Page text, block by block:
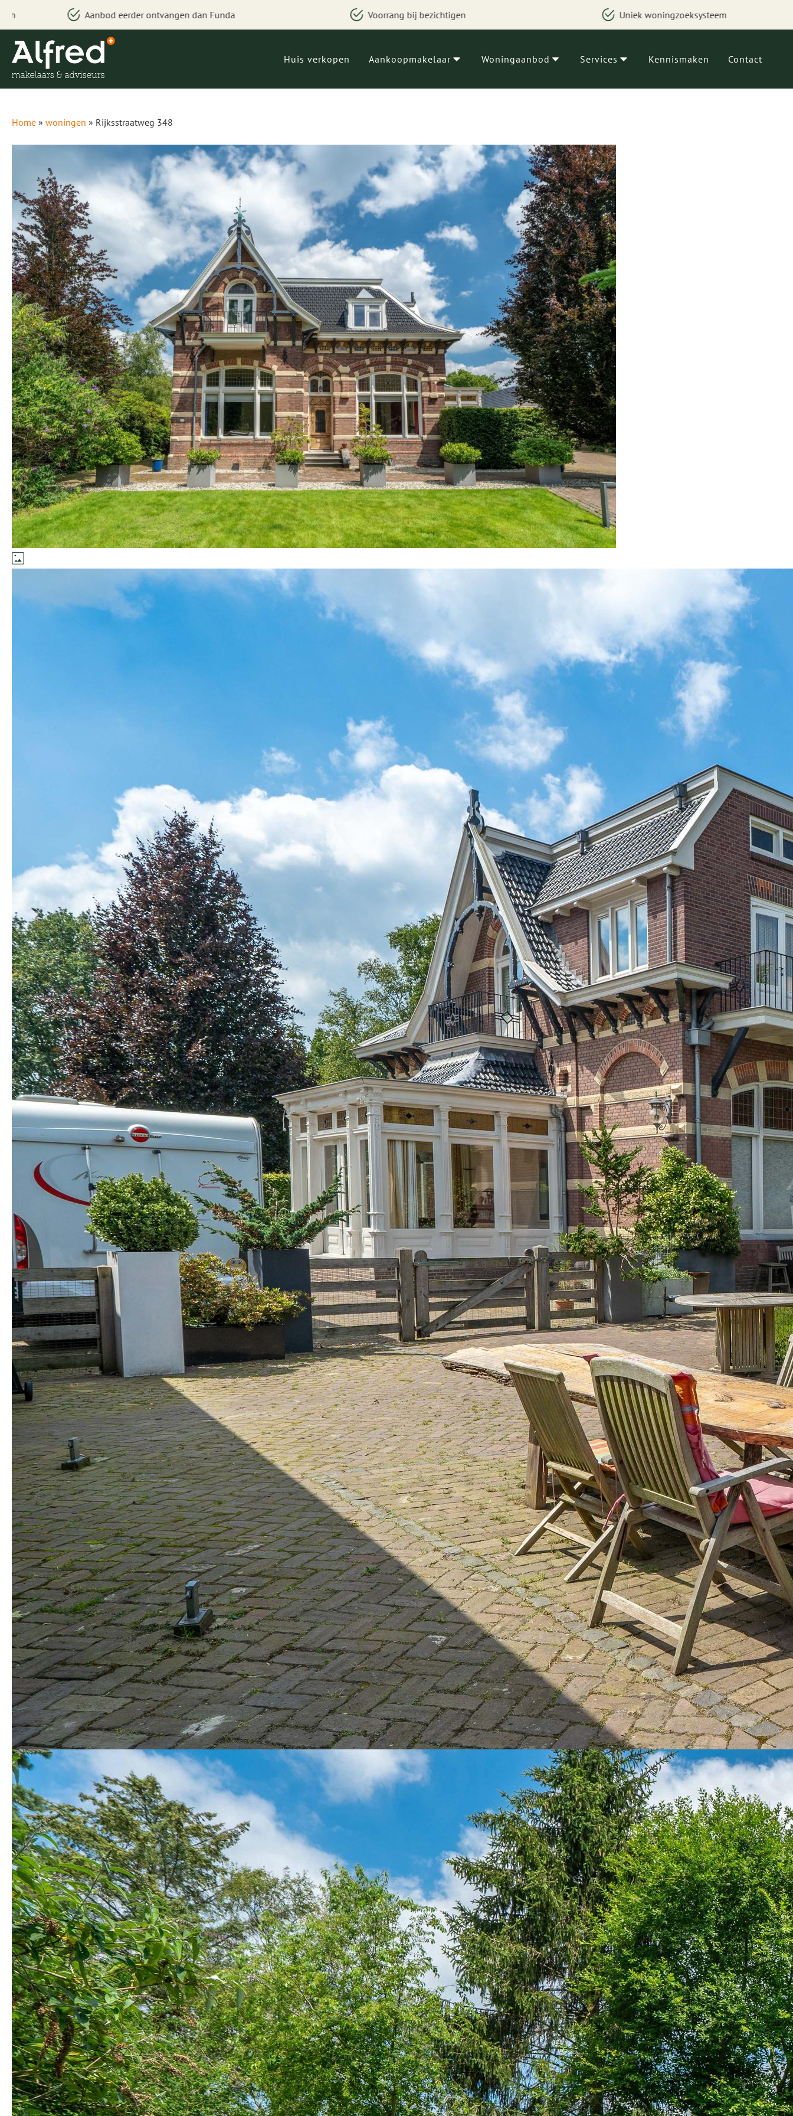
Voorrang bij bezichtigen Uniek woningzoeksysteem Besparing van geld, tijd en zorgen
Huis verkopen Aankoopmakelaar Woningaanbod Services Kennismaken Contact
Home » woningen » Rijksstraatweg 348